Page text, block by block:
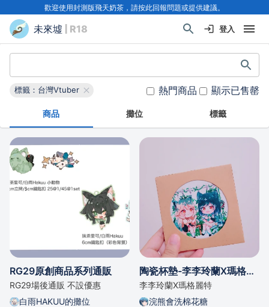
歡迎使用封測版飛天奶茶，請按此回報問題或提供建議。
未來墟 | R18 登入
標籤：台灣Vtuber 熱門商品 顯示已售罄
商品 攤位 標籤
RG29原創商品系列通販
RG29場後通販 不設優惠
白雨HAKUU的攤位
陶瓷杯墊-李李玲蘭X瑪格麗特
李李玲蘭X瑪格麗特
浣熊會洗棉花糖